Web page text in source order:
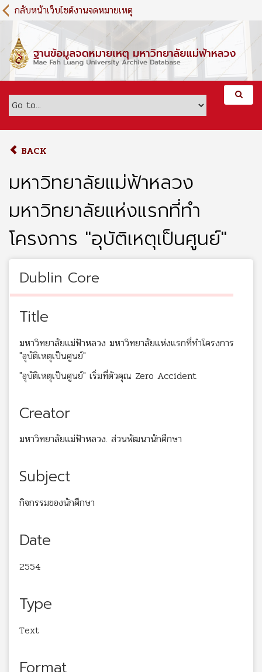
S
k
m
c
กลับหน้าเว็บไซต์งานจดหมายเหตุ
BACK
มหาวิทยาลัยแม่ฟ้าหลวง
มหาวิทยาลัยแห่งแรกที่ทำ
โครงการ "อุบัติเหตุเป็นศูนย์"
Dublin Core
Title
มหาวิทยาลัยแม่ฟ้าหลวง มหาวิทยาลัยแห่งแรกที่ทำโครงการ
"อุบัติเหตุเป็นศูนย์"
"อุบัติเหตุเป็นศูนย์" เริ่มที่ตัวคุณ Zero Accident
Creator
มหาวิทยาลัยแม่ฟ้าหลวง. ส่วนพัฒนานักศึกษา
Subject
กิจกรรมของนักศึกษา
Date
2554
Type
Text